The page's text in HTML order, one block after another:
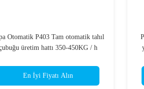
Otomatik P403 Tam otomatik tahıl
üretim hattı 350-450KG / h
En İyi Fiyatı Alın